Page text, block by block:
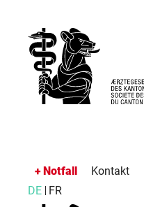
Notfall
Kontakt
DE FR